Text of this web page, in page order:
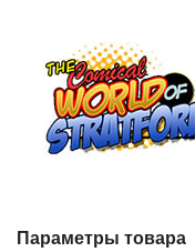
Параметры товара